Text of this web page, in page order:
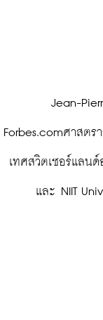
Forbes.comศาสต
เทศสวิตเซอร์แลน
และ NIIT